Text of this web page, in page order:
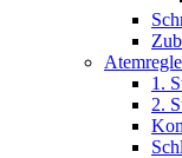
1.
2.